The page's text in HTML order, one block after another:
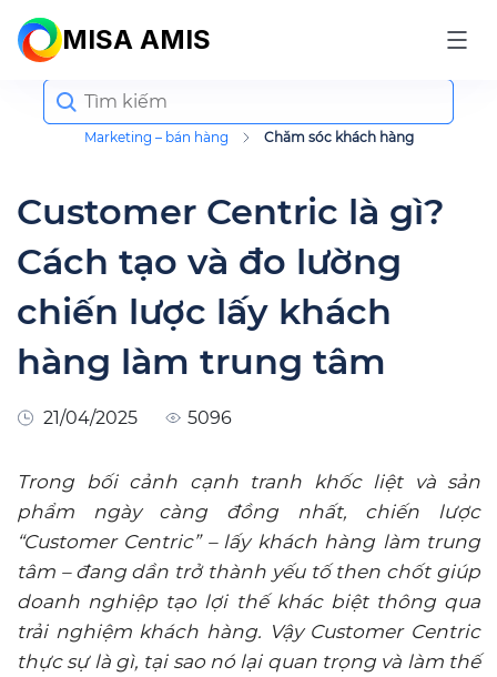
MISA AMIS
Marketing – bán hàng Chăm sóc khách hàng
Search
for:
Customer Centric là gì?
Cách tạo và đo lường
chiến lược lấy khách
hàng làm trung tâm
21/04/2025 5096
Trong bối cảnh cạnh tranh khốc liệt và sản
phẩm ngày càng đồng nhất, chiến lược
“Customer Centric” – lấy khách hàng làm trung
tâm – đang dần trở thành yếu tố then chốt giúp
doanh nghiệp tạo lợi thế khác biệt thông qua
trải nghiệm khách hàng. Vậy Customer Centric
thực sự là gì, tại sao nó lại quan trọng và làm thế